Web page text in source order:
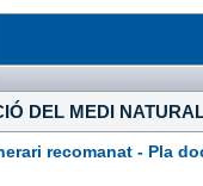
DEL MEDI
recomanat - Pla